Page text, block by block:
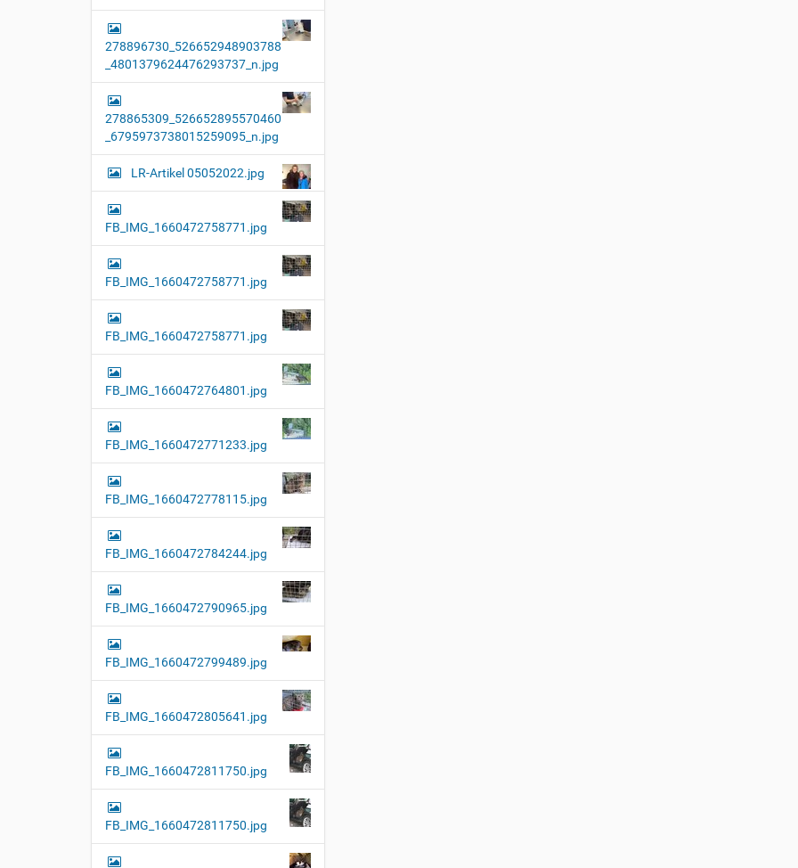
278896730_526652948903788
_4801379624476293737_n.jpg
278865309_526652895570460
_6795973738015259095_n.jpg
LR-Artikel 05052022.jpg
FB_IMG_1660472758771.jpg
FB_IMG_1660472758771.jpg
FB_IMG_1660472758771.jpg
FB_IMG_1660472764801.jpg
FB_IMG_1660472771233.jpg
FB_IMG_1660472778115.jpg
FB_IMG_1660472784244.jpg
FB_IMG_1660472790965.jpg
FB_IMG_1660472799489.jpg
FB_IMG_1660472805641.jpg
FB_IMG_1660472811750.jpg
FB_IMG_1660472811750.jpg